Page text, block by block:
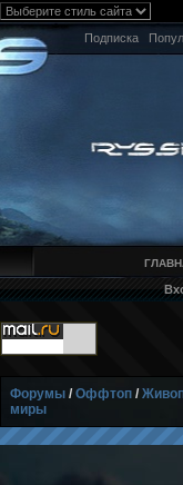
Подписка
Форумы /Оффтоп /
миры